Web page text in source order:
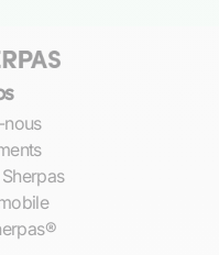
ou à
seulement à
à
de poursuivre
nous